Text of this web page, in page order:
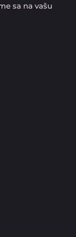
sa na vašu